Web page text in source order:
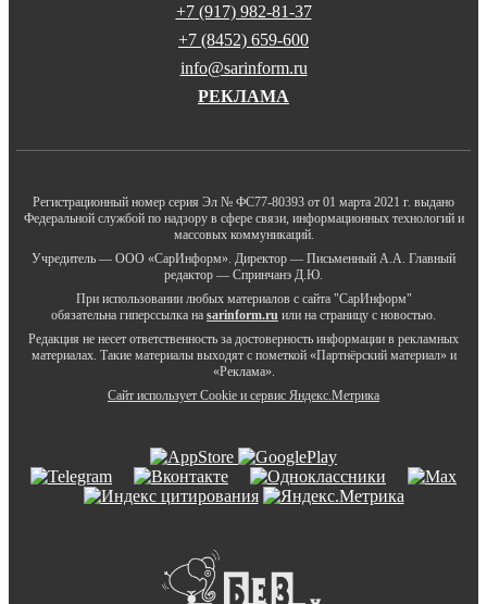
+7 (917) 982-81-37
+7 (8452) 659-600
info@sarinform.ru
РЕКЛАМА
Регистрационный номер серия Эл № ФС77-80393 от 01 марта 2021 г. выдано
Федеральной службой по надзору в сфере связи, информационных технологий и
массовых коммуникаций.
Учредитель — ООО «СарИнформ». Директор — Письменный А.А. Главный
редактор — Спринчанэ Д.Ю.
При использовании любых материалов с сайта "СарИнформ"
обязательна гиперссылка на sarinform.ru или на страницу с новостью.
Редакция не несет ответственность за достоверность информации в рекламных
материалах. Такие материалы выходят с пометкой «Партнёрский материал» и
«Реклама».
Сайт использует Cookie и сервиc Яндекс.Метрика